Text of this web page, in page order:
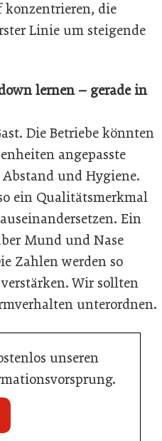
konzentrieren, die
Linie um steigende
lernen – gerade in
Die Betriebe könnten
angepasste
und Hygiene.
ein Qualitätsmerkmal
Ein
Mund und Nase
Zahlen werden so
Wir sollten
unterordnen.
unseren